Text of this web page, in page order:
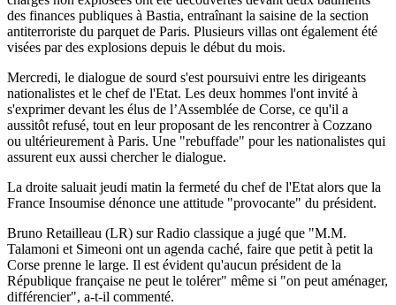
des finances publiques à Bastia, entraînant la saisine de la section
antiterroriste du parquet de Paris. Plusieurs villas ont également été
visées par des explosions depuis le début du mois.
Mercredi, le dialogue de sourd s'est poursuivi entre les dirigeants
nationalistes et le chef de l'Etat. Les deux hommes l'ont invité à
s'exprimer devant les élus de l’Assemblée de Corse, ce qu'il a
aussitôt refusé, tout en leur proposant de les rencontrer à Cozzano
ou ultérieurement à Paris. Une "rebuffade" pour les nationalistes qui
assurent eux aussi chercher le dialogue.
La droite saluait jeudi matin la fermeté du chef de l'Etat alors que la
France Insoumise dénonce une attitude "provocante" du président.
Bruno Retailleau (LR) sur Radio classique a jugé que "M.M.
Talamoni et Simeoni ont un agenda caché, faire que petit à petit la
Corse prenne le large. Il est évident qu'aucun président de la
République française ne peut le tolérer" même si "on peut aménager,
différencier", a-t-il commenté.